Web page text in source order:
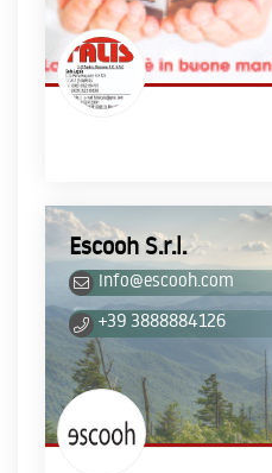
Escooh S.r.l.
info@escooh.com
+39 3888884126